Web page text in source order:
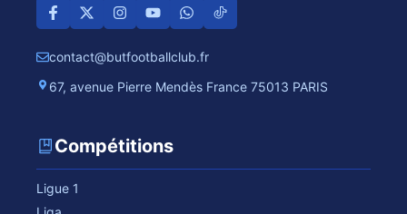
contact@butfootballclub.fr
67, avenue Pierre Mendès France 75013 PARIS
Compétitions
Ligue 1